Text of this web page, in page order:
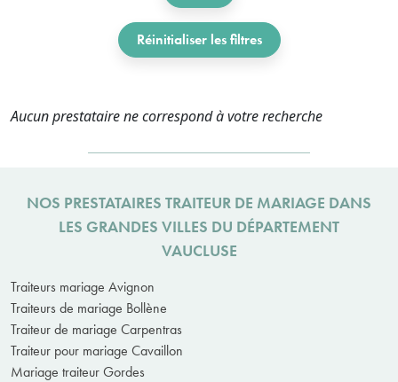
Réinitialiser les filtres
Aucun prestataire ne correspond à votre recherche
NOS PRESTATAIRES TRAITEUR DE MARIAGE DANS
LES GRANDES VILLES DU DÉPARTEMENT
VAUCLUSE
Traiteurs mariage Avignon
Traiteurs de mariage Bollène
Traiteur de mariage Carpentras
Traiteur pour mariage Cavaillon
Mariage traiteur Gordes